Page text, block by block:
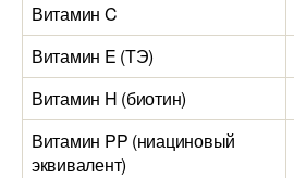
Витамин C
Витамин E (ТЭ)
Витамин H (биотин)
Витамин PP (ниациновый
эквивалент)